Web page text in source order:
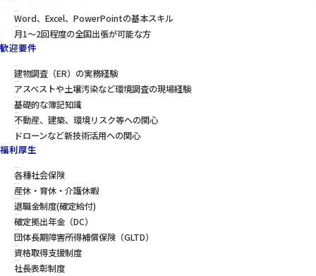
Word、Excel、PowerPointの基本スキル
月1〜2回程度の全国出張が可能な方
歓迎要件
建物調査（ER）の実務経験
アスベストや土壌汚染など環境調査の現場経験
基礎的な簿記知識
不動産、建築、環境リスク等への関心
ドローンなど新技術活用への関心
福利厚生
各種社会保険
産休・育休・介護休暇
退職金制度(確定給付)
確定拠出年金（DC）
団体長期障害所得補償保険（GLTD）
資格取得支援制度
社長表彰制度